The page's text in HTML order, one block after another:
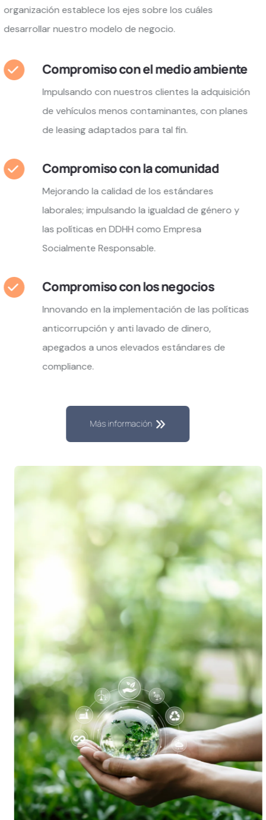
organización establece los ejes sobre los cuáles
desarrollar nuestro modelo de negocio.
Compromiso con el medio ambiente
Impulsando con nuestros clientes la adquisición
de vehículos menos contaminantes, con planes
de leasing adaptados para tal fin.
Compromiso con la comunidad
Mejorando la calidad de los estándares
laborales; impulsando la igualdad de género y
las políticas en DDHH como Empresa
Socialmente Responsable.
Compromiso con los negocios
Innovando en la implementación de las políticas
anticorrupción y anti lavado de dinero,
apegados a unos elevados estándares de
compliance.
Más información